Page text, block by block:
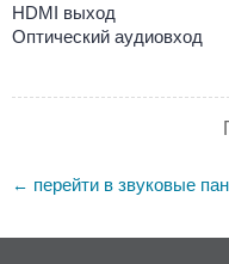
HDMI выход
Оптический аудиовход
← перейти в звуковые